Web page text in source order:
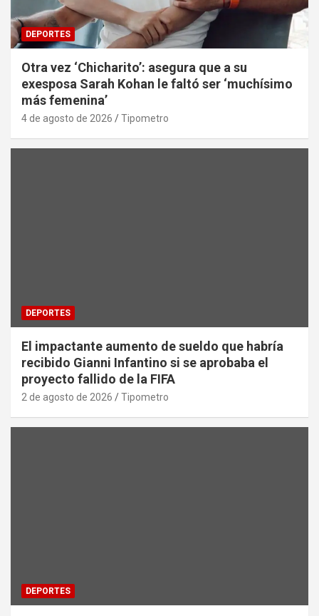
DEPORTES
Otra vez ‘Chicharito’: asegura que a su
exesposa Sarah Kohan le faltó ser ‘muchísimo
más femenina’
4 de agosto de 2026 Tipometro
DEPORTES
El impactante aumento de sueldo que habría
recibido Gianni Infantino si se aprobaba el
proyecto fallido de la FIFA
2 de agosto de 2026 Tipometro
DEPORTES